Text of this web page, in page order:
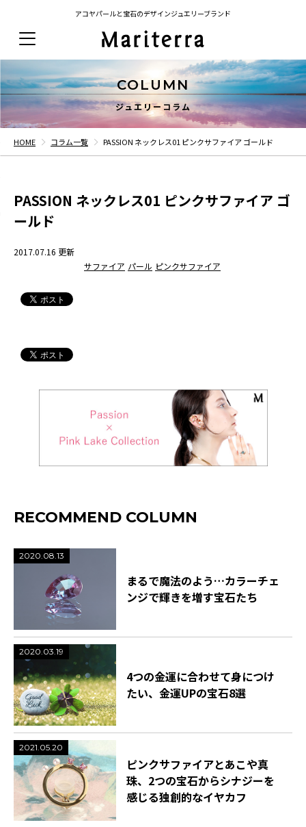
アコヤパールと宝石のデザインジュエリーブランド
COLUMN
ジュエリーコラム
HOME コラム一覧 PASSION ネックレス01 ピンクサファイア ゴールド
PASSION ネックレス01 ピンクサファイア ゴ
ールド
2017.07.16 更新
サファイア パール ピンクサファイア
RECOMMEND COLUMN
2020.08.13
まるで魔法のよう…カラーチェ
ンジで輝きを増す宝石たち
2020.03.19
4つの金運に合わせて身につけ
たい、金運UPの宝石8選
2021.05.20
ピンクサファイアとあこや真
珠、2つの宝石からシナジーを
感じる独創的なイヤカフ